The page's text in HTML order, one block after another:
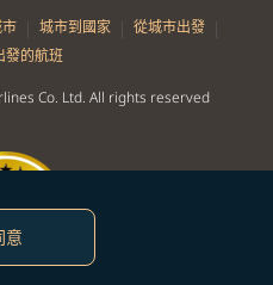
意
| 城市到國家 | 從城市出發 |
發的航班
Co. Ltd. All rights reserved